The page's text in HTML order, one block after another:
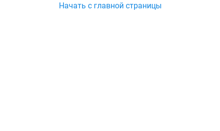
Начать с главной страницы